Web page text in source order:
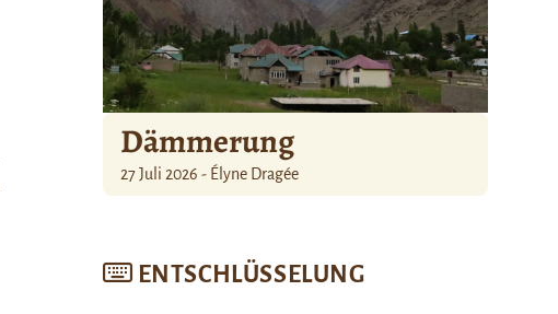
Dämmerung
27 Juli 2026 - Élyne Dragée
ENTSCHLÜSSELUNG